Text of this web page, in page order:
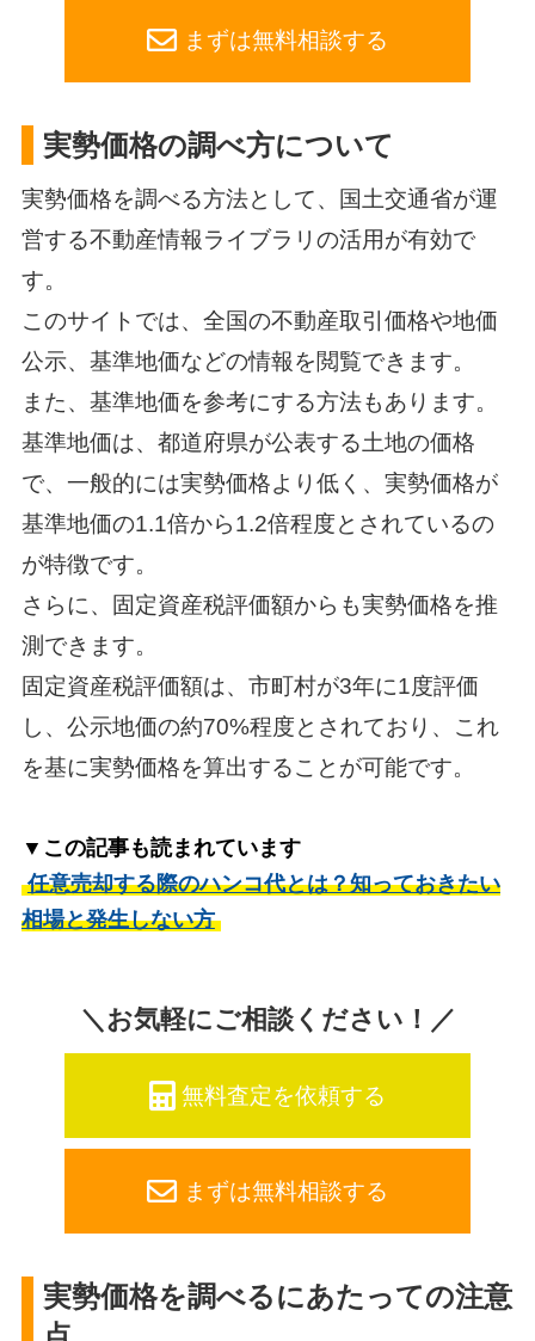
まずは無料相談する
実勢価格の調べ方について
実勢価格を調べる方法として、国土交通省が運
営する不動産情報ライブラリの活用が有効で
す。
このサイトでは、全国の不動産取引価格や地価
公示、基準地価などの情報を閲覧できます。
また、基準地価を参考にする方法もあります。
基準地価は、都道府県が公表する土地の価格
で、一般的には実勢価格より低く、実勢価格が
基準地価の1.1倍から1.2倍程度とされているの
が特徴です。
さらに、固定資産税評価額からも実勢価格を推
測できます。
固定資産税評価額は、市町村が3年に1度評価
し、公示地価の約70%程度とされており、これ
を基に実勢価格を算出することが可能です。
▼この記事も読まれています
任意売却する際のハンコ代とは？知っておきたい
相場と発生しない方
＼お気軽にご相談ください！／
無料査定を依頼する
まずは無料相談する
実勢価格を調べるにあたっての注意